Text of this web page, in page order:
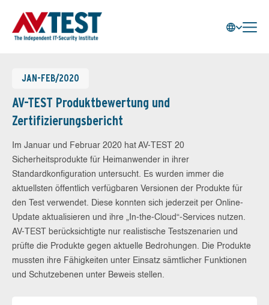
JAN-FEB/2020
AV-TEST Produktbewertung und
Zertifizierungsbericht
Im Januar und Februar 2020 hat AV-TEST 20
Sicherheitsprodukte für Heimanwender in ihrer
Standardkonfiguration untersucht. Es wurden immer die
aktuellsten öffentlich verfügbaren Versionen der Produkte für
den Test verwendet. Diese konnten sich jederzeit per Online-
Update aktualisieren und ihre „In-the-Cloud“-Services nutzen.
AV-TEST berücksichtigte nur realistische Testszenarien und
prüfte die Produkte gegen aktuelle Bedrohungen. Die Produkte
mussten ihre Fähigkeiten unter Einsatz sämtlicher Funktionen
und Schutzebenen unter Beweis stellen.